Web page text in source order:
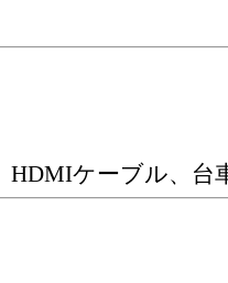
ケーブルを各種取扱
ケーブル、台